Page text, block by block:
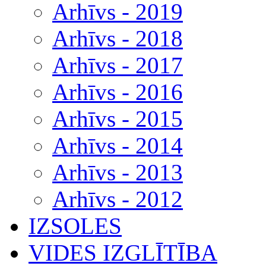
Arhīvs - 2019
Arhīvs - 2018
Arhīvs - 2017
Arhīvs - 2016
Arhīvs - 2015
Arhīvs - 2014
Arhīvs - 2013
Arhīvs - 2012
IZSOLES
VIDES IZGLĪTĪBA